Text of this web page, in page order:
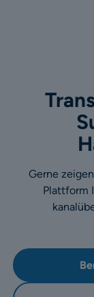
Gerne
Plattform